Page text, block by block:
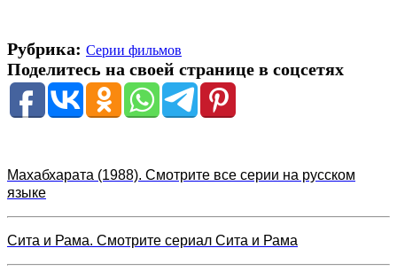
Рубрика: Серии фильмов
Поделитесь на своей странице в соцсетях
Махабхарата (1988). Смотрите все серии на русском
языке
Сита и Рама. Смотрите сериал Сита и Рама